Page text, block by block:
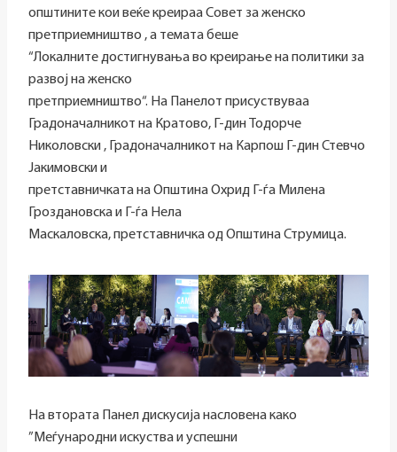
општините кои веќе креираа Совет за женско
претприемништво , а темата беше
“Локалните достигнувања во креирање на политики за
развој на женско
претприемништво“. На Панелот присуствуваа
Градоначалникот на Кратово, Г-дин Тодорче
Николовски , Градоначалникот на Карпош Г-дин Стевчо
Јакимовски и
претставничката на Општина Охрид Г-ѓа Милена
Гроздановска и Г-ѓа Нела
Маскаловска, претставничка од Општина Струмица.
На втората Панел дискусија насловена како
”Меѓународни искуства и успешни